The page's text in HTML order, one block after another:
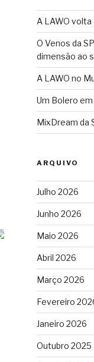
A LAWO
O Venos da
dimensão ao
A LAWO no
Um Bolero
MixDream da
ARQUIVO
Julho 2026
Junho 2026
Maio 2026
Abril 2026
Março 2026
Fevereiro
Janeiro 2026
Outubro 2025